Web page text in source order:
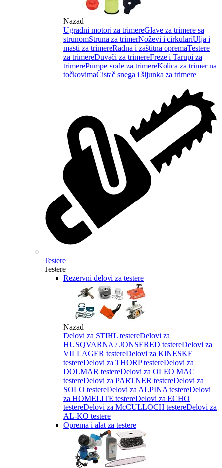
Nazad
Ugradni motori za trimereGlave za trimere sa
strunomStruna za trimerNoževi i cirkulariUlja i
masti za trimereRadna i zaštitna opremaTestere
za trimereDuvači za trimereFreze i Tarupi za
trimerePumpe vode za trimereKolica za trimer na
točkovimaČistač snega i šljunka za trimere
Testere
Testere
Rezervni delovi za testere
Nazad
Delovi za STIHL testereDelovi za
HUSQVARNA / JONSERED testereDelovi za
VILLAGER testereDelovi za KINESKE
testereDelovi za THORP testereDelovi za
DOLMAR testereDelovi za OLEO MAC
testereDelovi za PARTNER testereDelovi za
SOLO testereDelovi za ALPINA testereDelovi
za HOMELITE testereDelovi za ECHO
testereDelovi za McCULLOCH testereDelovi za
AL-KO testere
Oprema i alat za testere